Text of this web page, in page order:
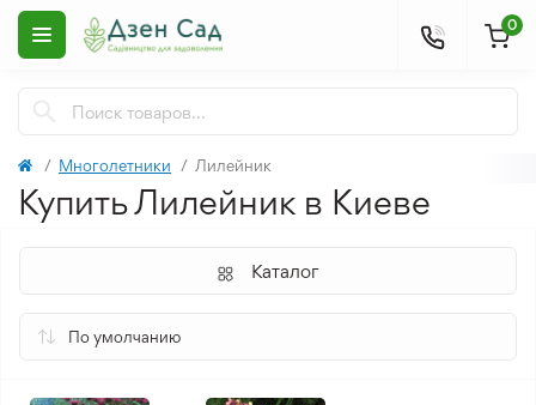
0
Многолетники Лилейник
Купить Лилейник в Киеве
Каталог